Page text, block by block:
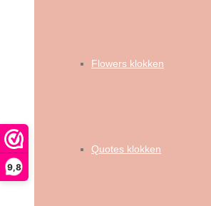
9,8
Flowers klokken
Quotes klokken